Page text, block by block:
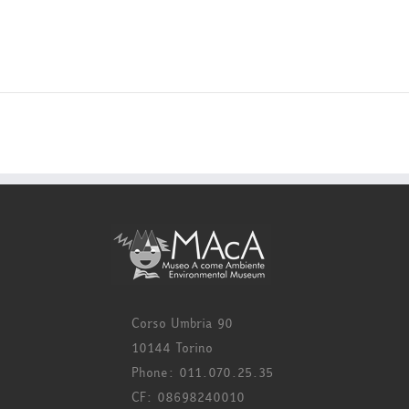
Corso Umbria 90
10144 Torino
Phone: 011.070.25.35
CF: 08698240010